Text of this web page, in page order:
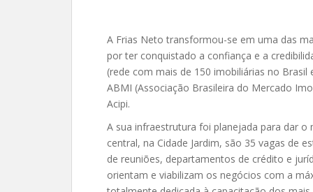
A Frias Neto transformou-se em uma das
por ter conquistado a confiança e a
(rede com mais de 150 imobiliárias no
ABMI (Associação Brasileira do Mercado
Acipi.
A sua infraestrutura foi planejada para dar
central, na Cidade Jardim, são 35 vagas de
de reuniões, departamentos de crédito e
orientam e viabilizam os negócios com a